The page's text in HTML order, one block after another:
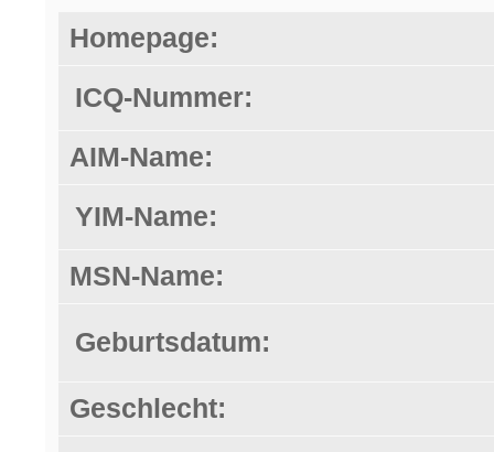
Homepage:
ICQ-Nummer:
AIM-Name:
YIM-Name:
MSN-Name:
Geburtsdatum:
Geschlecht: